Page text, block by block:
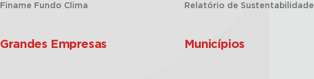
Finame Fundo Clima
Grandes Empresas
Relatório de Sustentabilidade
Municípios